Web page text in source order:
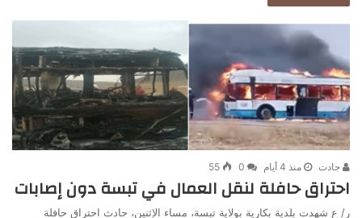
جادت منذ 4 أيام 0
55
احتراق حافلة لنقل العمال في تبسة دون إصابات
ر/ ع شهدت بلدية بكارية بولاية تبسة، مساء الإثنين، حادث احتراق حافلة